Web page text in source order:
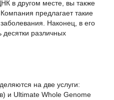
в другом месте, вы также
предлагает такие
Наконец, в его
десятки различных
на две услуги:
и Ultimate Whole Genome